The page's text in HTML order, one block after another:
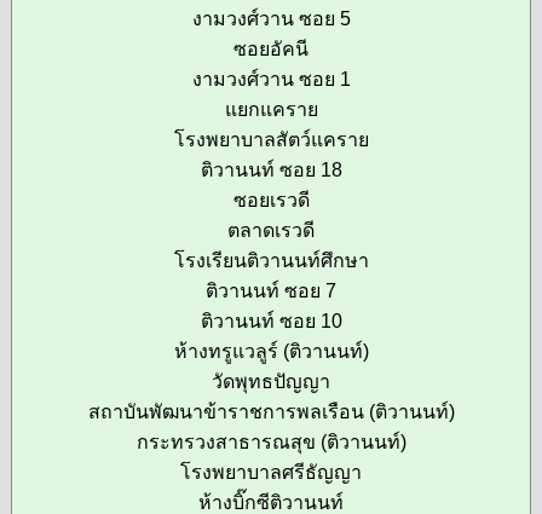
งามวงศ์วาน ซอย 5
ซอยอัคนี
งามวงศ์วาน ซอย 1
แยกแคราย
โรงพยาบาลสัตว์แคราย
ติวานนท์ ซอย 18
ซอยเรวดี
ตลาดเรวดี
โรงเรียนติวานนท์ศึกษา
ติวานนท์ ซอย 7
ติวานนท์ ซอย 10
ห้างทรูแวลูร์ (ติวานนท์)
วัดพุทธปัญญา
สถาบันพัฒนาข้าราชการพลเรือน (ติวานนท์)
กระทรวงสาธารณสุข (ติวานนท์)
โรงพยาบาลศรีธัญญา
ห้างบิ๊กซีติวานนท์